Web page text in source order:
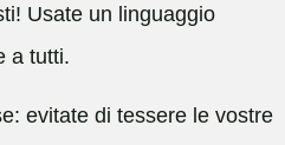
Usate un linguaggio
a tutti.
evitate di tessere le vostre